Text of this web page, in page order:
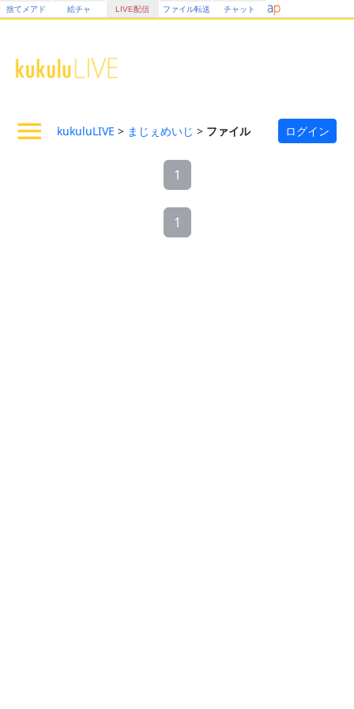
捨てメアド 絵チャ LIVE配信 ファイル転送 チャット
kukuluLIVE > まじぇめいじ > ファイル ログイン
1
1